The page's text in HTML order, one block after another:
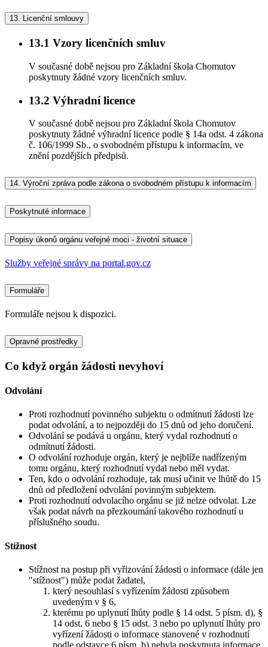
13. Licenční smlouvy
13.1 Vzory licenčních smluv
V současné době nejsou pro Základní škola Chomutov
poskytnuty žádné vzory licenčních smluv.
13.2 Výhradní licence
V současné době nejsou pro Základní škola Chomutov
poskytnuty žádné výhradní licence podle § 14a odst. 4 zákona
č. 106/1999 Sb., o svobodném přístupu k informacím, ve
znění pozdějších předpisů.
14. Výroční zpráva podle zákona o svobodném přístupu k informacím
Poskytnuté informace
Popisy úkonů orgánu veřejné moci - životní situace
Služby veřejné správy na portal.gov.cz
Formuláře
Formuláře nejsou k dispozici.
Opravné prostředky
Co když orgán žádosti nevyhoví
Odvolání
Proti rozhodnutí povinného subjektu o odmítnutí žádosti lze
podat odvolání, a to nejpozději do 15 dnů od jeho doručení.
Odvolání se podává u orgánu, který vydal rozhodnutí o
odmítnutí žádosti.
O odvolání rozhoduje orgán, který je nejblíže nadřízeným
tomu orgánu, který rozhodnutí vydal nebo měl vydat.
Ten, kdo o odvolání rozhoduje, tak musí učinit ve lhůtě do 15
dnů od předložení odvolání povinným subjektem.
Proti rozhodnutí odvolacího orgánu se již nelze odvolat. Lze
však podat návrh na přezkoumání takového rozhodnutí u
příslušného soudu.
Stížnost
Stížnost na postup při vyřizování žádosti o informace (dále jen
"stížnost") může podat žadatel,
který nesouhlasí s vyřízením žádosti způsobem
uvedeným v § 6,
kterému po uplynutí lhůty podle § 14 odst. 5 písm. d), §
14 odst. 6 nebo § 15 odst. 3 nebo po uplynutí lhůty pro
vyřízení žádosti o informace stanovené v rozhodnutí
podle odstavce 6 písm. b) nebyla poskytnuta informace